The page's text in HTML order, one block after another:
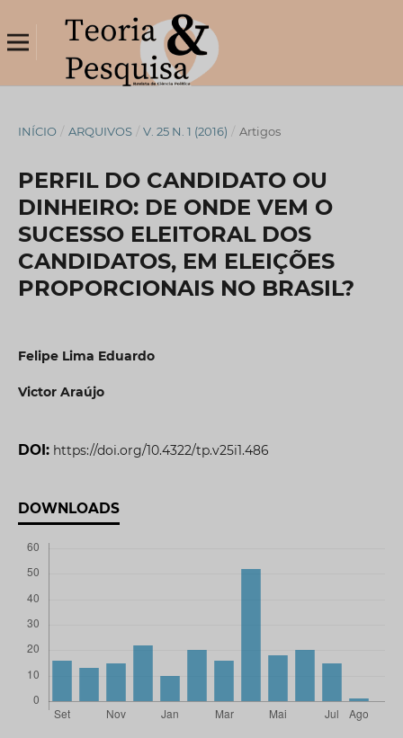
INÍCIO / ARQUIVOS / V. 25 N. 1 (2016) / Artigos
PERFIL DO CANDIDATO OU
DINHEIRO: DE ONDE VEM O
SUCESSO ELEITORAL DOS
CANDIDATOS, EM ELEIÇÕES
PROPORCIONAIS NO BRASIL?
Felipe Lima Eduardo
Victor Araújo
DOI: https://doi.org/10.4322/tp.v25i1.486
DOWNLOADS